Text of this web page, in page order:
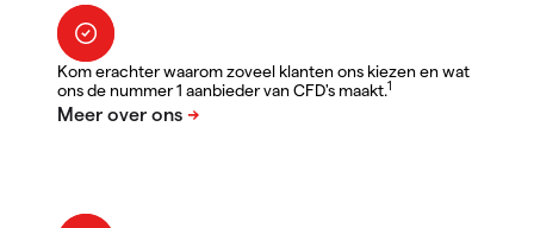
Kom erachter waarom zoveel klanten ons kiezen en wat
ons de nummer 1 aanbieder van CFD's maakt.1